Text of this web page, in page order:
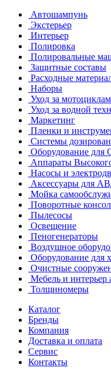
Автошампунь
Экстерьер
Интерьер
Полировка
Полировальные
Защитные составы
Расходные
Наборы
Уход за
Уход за водной
Маркетинг
Пленки и
Системы
Оборудование для
Аппараты
Насосы и
Аксессуары для
Мойка
Поворотные
Пылесосы
Освещение
Пеногенераторы
Воздушное
Оборудование для
Очистные
Мебель и интерьер
Толщиномеры
Каталог
Бренды
Компания
Доставка и оплата
Сервис
Контакты